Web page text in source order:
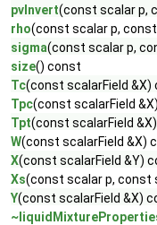
pvInvert(const scalar p,
rho(const scalar p,
sigma(const scalar p,
size() const
Tc(const scalarField &X)
Tpc(const scalarField
Tpt(const scalarField
W(const scalarField &X)
X(const scalarField &Y)
Xs(const scalar p, const
Y(const scalarField &X)